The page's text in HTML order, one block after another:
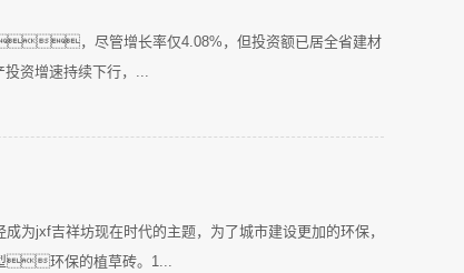
，尽管增长率仅4.08%，但投资额已居全省建材
增速持续下行，...
为jxf吉祥坊现在时代的主题，为了城市建设更加的环保，
环保的植草砖。1...